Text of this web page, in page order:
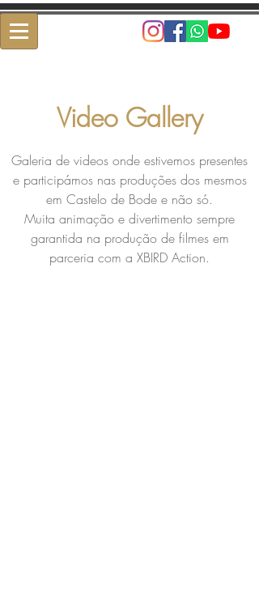
Video Gallery
Galeria de videos onde estivemos presentes
e participámos nas produções dos mesmos
em Castelo de Bode e não só.
Muita animação e divertimento sempre
garantida na produção de filmes em
parceria com a XBIRD Action.